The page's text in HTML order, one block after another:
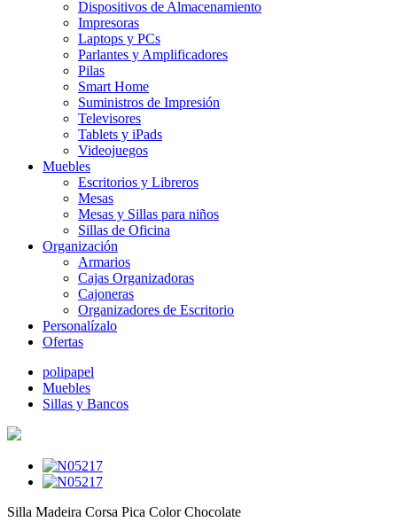
Dispositivos de Almacenamiento
Impresoras
Laptops y PCs
Parlantes y Amplificadores
Pilas
Smart Home
Suministros de Impresión
Televisores
Tablets y iPads
Videojuegos
Muebles
Escritorios y Libreros
Mesas
Mesas y Sillas para niños
Sillas de Oficina
Organización
Armarios
Cajas Organizadoras
Cajoneras
Organizadores de Escritorio
Personalízalo
Ofertas
polipapel
Muebles
Sillas y Bancos
Silla Madeira Corsa Pica Color Chocolate